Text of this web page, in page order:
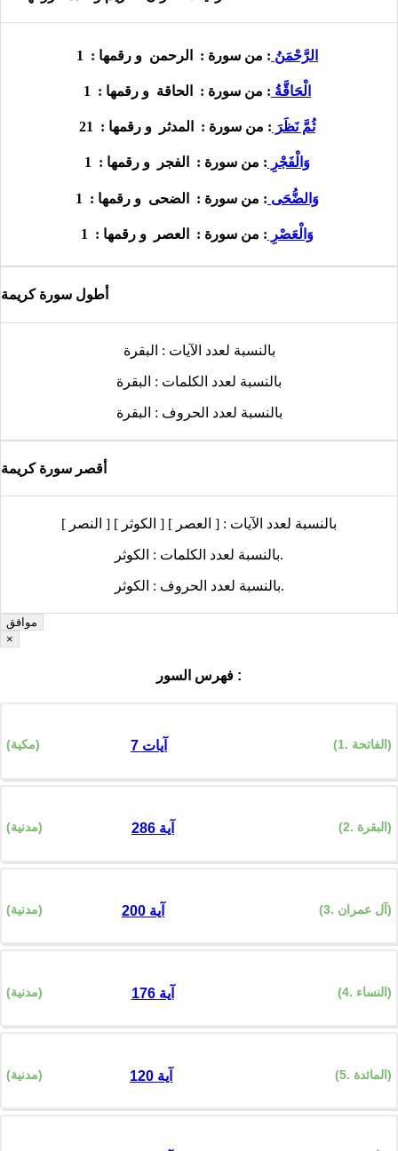
الرَّحْمَنُ : من سورة : الرحمن و رقمها :
الْحَاقَّةُ : من سورة : الحاقة و رقمها :
ثُمَّ نَظَرَ : من سورة : المدثر و رقمها : 21
وَالْفَجْرِ : من سورة : الفجر و رقمها :
وَالضُّحَى : من سورة : الضحى و رقمها :
وَالْعَصْرِ : من سورة : العصر و رقمها :
أطول سورة كريمة
بالنسبة لعدد الآيات : البقرة
بالنسبة لعدد الكلمات : البقرة
بالنسبة لعدد الحروف : البقرة
أقصر سورة كريمة
بالنسبة لعدد الآيات : [ العصر ] [ الكوثر ] [ النصر ]
بالنسبة لعدد الكلمات :الكوثر.
بالنسبة لعدد الحروف :الكوثر.
موافق
×
فهرس السور :
(1. الفاتحة) (مكية) 7 آيات
(2. البقرة) (مدنية) 286 آية
(3. آل عمران) (مدنية) 200 آية
(4. النساء) (مدنية) 176 آية
(5. المائدة) (مدنية) 120 آية